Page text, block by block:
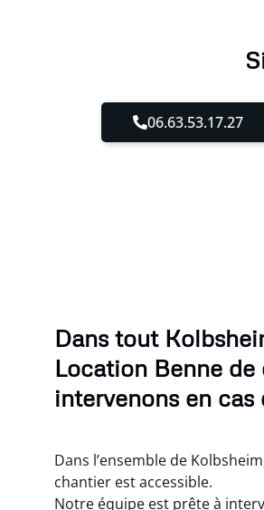
06.63.53.17.27
Dans tout
Location Benne
intervenons en cas
Dans l’ensemble de
chantier est accessible.
Notre équipe est prête à